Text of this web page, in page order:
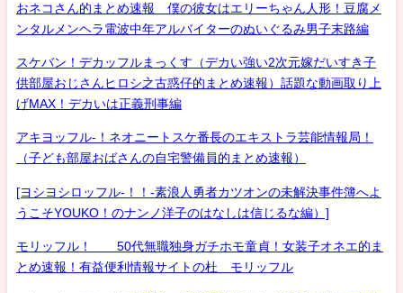
おネコさん的まとめ速報 僕の彼女はエリーちゃん人形！豆腐メ
ンタルメンヘラ電波中年アルバイターのぬいぐるみ男子末路編
スケバン！デカッフルまっくす（デカい強い2次元嫁だいすき子
供部屋おじさんヒロシ之古惑仔的まとめ速報）話題な動画取り上
げMAX！デカいは正義刑事編
アキヨッフル-！ネオニートスケ番長のエキストラ芸能情報局！
（子ども部屋おばさんの自宅警備員的まとめ速報）
[ヨシヨシロッフル-！！-素浪人勇者カツオンの未解決事件簿へよ
うこそYOUKO！のナンノ洋子のはなしは信じるな編）]
モリッフル！ 50代無職独身ガチホモ童貞！女装子オネエ的ま
とめ速報！有益便利情報サイトの杜 モリッフル